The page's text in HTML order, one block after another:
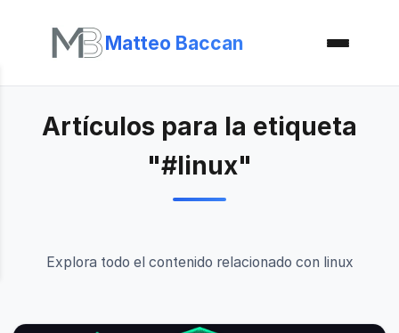
Matteo Baccan
Artículos para la etiqueta
"#linux"
Explora todo el contenido relacionado con linux